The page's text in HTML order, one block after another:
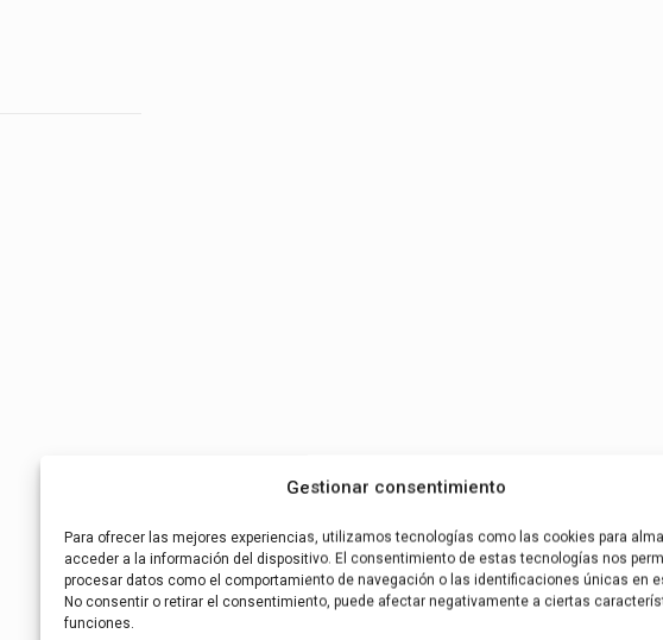
Gestionar consentimiento
Para ofrecer las mejores experiencias, utilizamos tecnologías como las cookies para
acceder a la información del dispositivo. El consentimiento de estas tecnologías nos
procesar datos como el comportamiento de navegación o las identificaciones únicas en
No consentir o retirar el consentimiento, puede afectar negativamente a ciertas
funciones.